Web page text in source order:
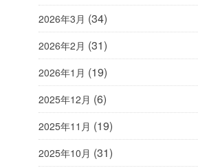
2026年3月 (34)
2026年2月 (31)
2026年1月 (19)
2025年12月 (6)
2025年11月 (19)
2025年10月 (31)